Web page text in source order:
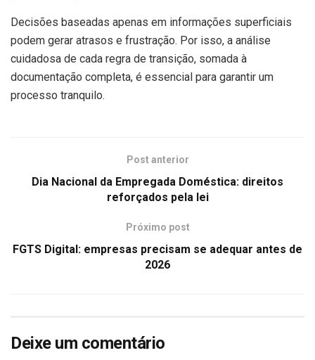
Decisões baseadas apenas em informações superficiais
podem gerar atrasos e frustração. Por isso, a análise
cuidadosa de cada regra de transição, somada à
documentação completa, é essencial para garantir um
processo tranquilo.
Post anterior
Dia Nacional da Empregada Doméstica: direitos
reforçados pela lei
Próximo post
FGTS Digital: empresas precisam se adequar antes de
2026
Deixe um comentário